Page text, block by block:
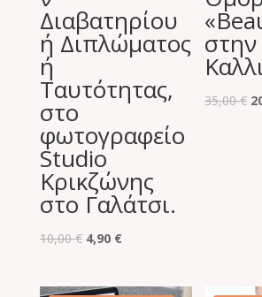
Διαβατηρίου
ή Διπλώματος
ή
Ταυτότητας,
στο
φωτογραφείο
Studio
Κρικζώνης
στο Γαλάτσι.
10,00€ Original
was:
4,90 €Η
τιμή
στην
35,00€